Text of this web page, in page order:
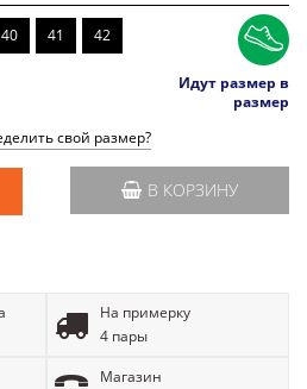
40 41 42
Идут размер в
размер
свой размер?
В КОРЗИНУ
На примерку
4 пары
Магазин